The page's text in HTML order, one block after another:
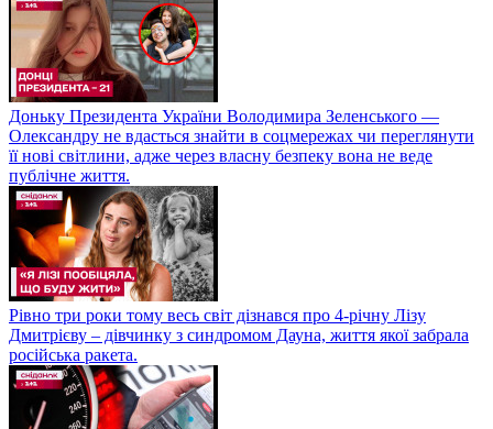
Доньку Президента України Володимира Зеленського —
Олександру не вдасться знайти в соцмережах чи переглянути
її нові світлини, адже через власну безпеку вона не веде
публічне життя.
Рівно три роки тому весь світ дізнався про 4-річну Лізу
Дмитрієву – дівчинку з синдромом Дауна, життя якої забрала
російська ракета.